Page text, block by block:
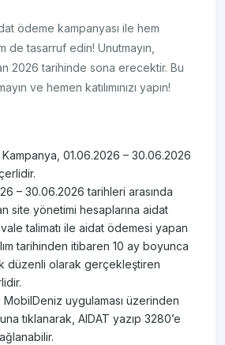
ödeme kampanyası ile hem
de tasarruf edin! Unutmayın,
2026 tarihinde sona erecektir. Bu
ve hemen katılımınızı yapın!
01.06.2026 – 30.06.2026
– 30.06.2026 tarihleri arasında
site yönetimi hesaplarına aidat
talimatı ile aidat ödemesi yapan
tarihinden itibaren 10 ay boyunca
düzenli olarak gerçekleştiren
MobilDeniz uygulaması üzerinden
tıklanarak, AIDAT yazıp 3280’e